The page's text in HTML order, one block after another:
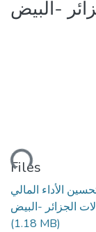
Files
الأداء المالي
(1.18 MB)